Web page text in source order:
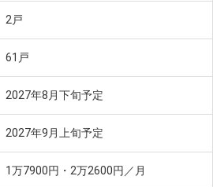
2戸
61戸
2027年8月下旬予定
2027年9月上旬予定
1万7900円・2万2600円／月